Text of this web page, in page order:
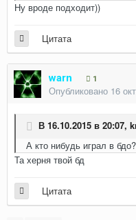
Ну вроде подходит))
Цитата
warn 1
Опубликовано 16
В 16.10.2015 в 20:07,
А кто нибудь играл в бдо?
Та херня твой бд
Цитата